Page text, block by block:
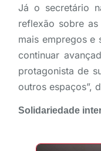
Já o secretário
reflexão sobre
mais empregos e
continuar
protagonista de
outros espaços”,
Solidariedade